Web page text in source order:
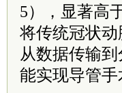
5），显著高
将传统冠状动
从数据传输
能实现导管